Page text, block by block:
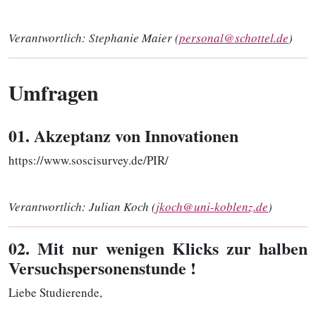
Verantwortlich: Stephanie Maier (personal@schottel.de)
Umfragen
01. Akzeptanz von Innovationen
https://www.soscisurvey.de/PIR/
Verantwortlich: Julian Koch (jkoch@uni-koblenz.de)
02. Mit nur wenigen Klicks zur halben
Versuchspersonenstunde !
Liebe Studierende,